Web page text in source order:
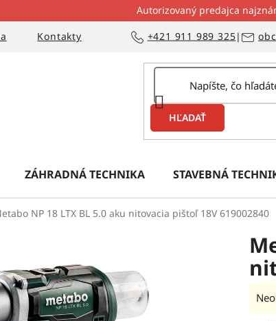
Autorizovaný predajca
Kontakty +421 911 989 325|
HĽADAŤ
ZÁHRADNÁ TECHNIKA STAVEBNÁ
NP 18 LTX BL 5.0 aku nitovacia pištoľ 18V 619002840